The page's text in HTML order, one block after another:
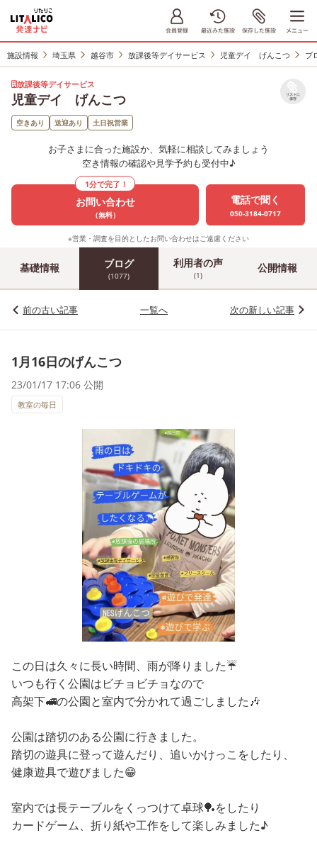
施設情報 埼玉県 越谷市 放課後等デイサービス 児童デイ げんこつ ブ
放課後等デイサービス
児童デイ げんこつ リストに
保存
空きあり 送迎あり 土日祝営業
お子さまに合った施設か、気軽に相談してみましょう
空き情報の確認や見学予約も受付中♪
1分で完了！
お問い合わせ
（無料）
電話で聞く
050-3184-0717
※営業・調査を目的としたお問い合わせはご遠慮ください
基礎情報 ブログ
(1077)
利用者の声
(1)
公開情報
前の古い記事 一覧へ 次の新しい記事
1月16日のげんこつ
23/01/17 17:06 公開
教室の毎日
この日は久々に長い時間、雨が降りました☔️
いつも行く公園はビチョビチョなので
高架下🚅の公園と室内で分かれて過ごしました🎶
公園は踏切のある公園に行きました。
踏切の遊具に登って遊んだり、追いかけっこをしたり、
健康遊具で遊びました😁
室内では長テーブルをくっつけて卓球🏓をしたり
カードゲーム、折り紙や工作をして楽しみました♪